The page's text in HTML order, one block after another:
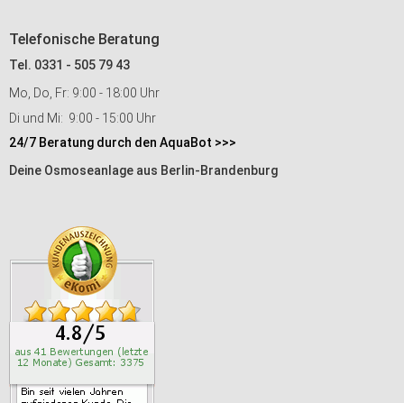
Telefonische Beratung
Tel. 0331 - 505 79 43
Mo, Do, Fr: 9:00 - 18:00 Uhr
Di und Mi: 9:00 - 15:00 Uhr
24/7 Beratung durch den AquaBot >>>
Deine Osmoseanlage aus Berlin-Brandenburg